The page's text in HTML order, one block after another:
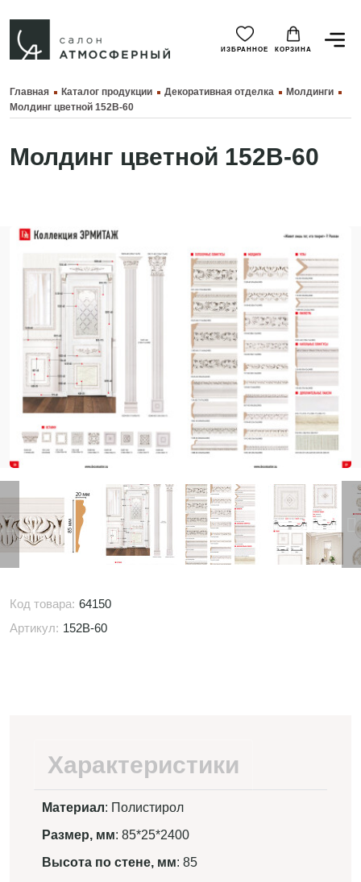
ИЗБРАННОЕ КОРЗИНА
Главная Каталог продукции Декоративная отделка
Молдинги
Молдинг цветной 152B-60
Молдинг цветной 152B-60
Код товара: 64150
Артикул: 152B-60
Характеристики
Материал: Полистирол
Размер, мм: 85*25*2400
Высота по стене, мм: 85